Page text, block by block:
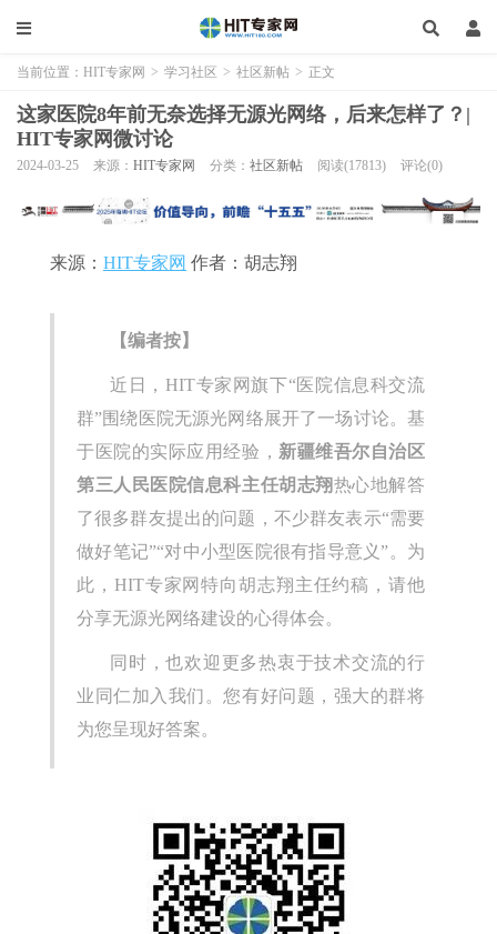
当前位置： HIT专家网 > 学习社区 > 社区新帖 > 正文
这家医院8年前无奈选择无源光网络，后来怎样了？|
HIT专家网微讨论
2024-03-25 来源： HIT专家网 分类： 社区新帖 阅读(17813) 评论(0)
来源： HIT专家网 作者：胡志翔
【编者按】
近日，HIT专家网旗下“医院信息科交流
群”围绕医院无源光网络展开了一场讨论。基
于医院的实际应用经验，新疆维吾尔自治区
第三人民医院信息科主任胡志翔热心地解答
了很多群友提出的问题，不少群友表示“需要
做好笔记”“对中小型医院很有指导意义”。为
此，HIT专家网特向胡志翔主任约稿，请他
分享无源光网络建设的心得体会。
同时，也欢迎更多热衷于技术交流的行
业同仁加入我们。您有好问题，强大的群将
为您呈现好答案。